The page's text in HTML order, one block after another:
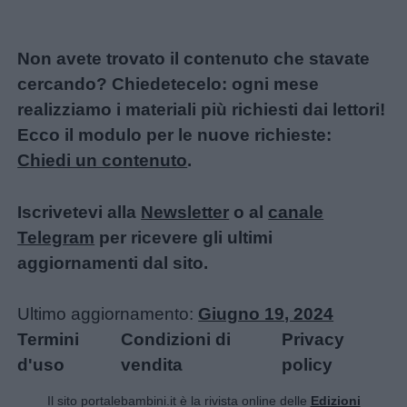
Non avete trovato il contenuto che stavate
cercando? Chiedetecelo: ogni mese
realizziamo i materiali più richiesti dai lettori!
Ecco il modulo per le nuove richieste:
Chiedi un contenuto.
Iscrivetevi alla Newsletter o al canale
Telegram per ricevere gli ultimi
aggiornamenti dal sito.
Ultimo aggiornamento: Giugno 19, 2024
Termini
d'uso
Condizioni di
vendita
Privacy
policy
Il sito portalebambini.it è la rivista online delle Edizioni